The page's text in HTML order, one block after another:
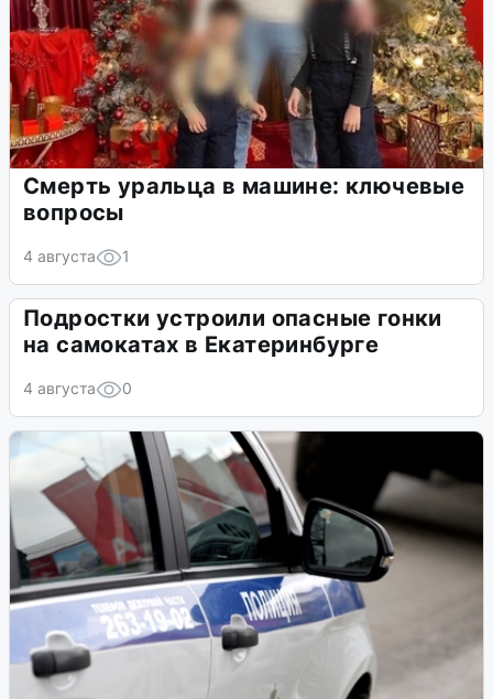
Смерть уральца в машине: ключевые
вопросы
4 августа 1
Подростки устроили опасные гонки
на самокатах в Екатеринбурге
4 августа 0